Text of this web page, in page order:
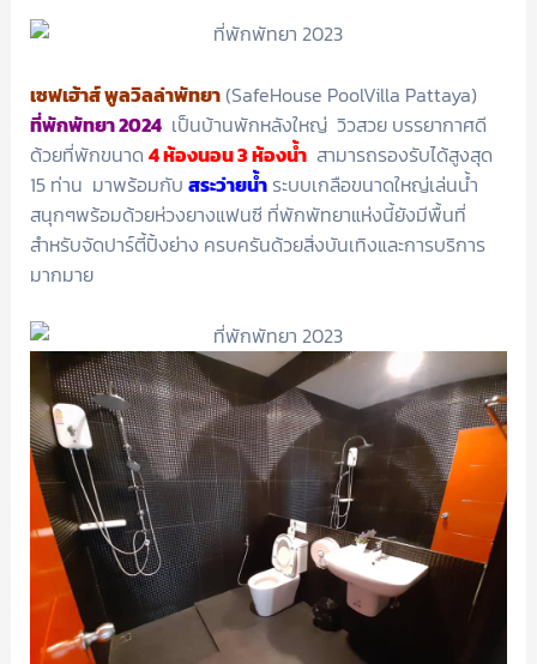
เซฟเฮ้าส์ พูลวิลล่าพัทยา(SafeHouse PoolVilla Pattaya)
ที่พักพัทยา 2024เป็นบ้านพักหลังใหญ่ วิวสวย บรรยากาศดี
ด้วยที่พักขนาด 4 ห้องนอน 3 ห้องน้ำสามารถรองรับได้สูงสุด
15 ท่าน มาพร้อมกับ สระว่ายน้ำระบบเกลือขนาดใหญ่เล่นน้ำ
สนุกๆพร้อมด้วยห่วงยางแฟนซี ที่พักพัทยาแห่งนี้ยังมีพื้นที่
สำหรับจัดปาร์ตี้ปิ้งย่าง ครบครันด้วยสิ่งบันเทิงและการบริการ
มากมาย